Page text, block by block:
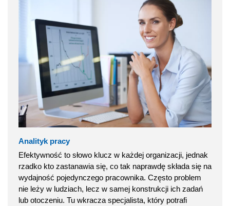
Analityk pracy
Efektywność to słowo klucz w każdej organizacji, jednak
rzadko kto zastanawia się, co tak naprawdę składa się na
wydajność pojedynczego pracownika. Często problem
nie leży w ludziach, lecz w samej konstrukcji ich zadań
lub otoczeniu. Tu wkracza specjalista, który potrafi